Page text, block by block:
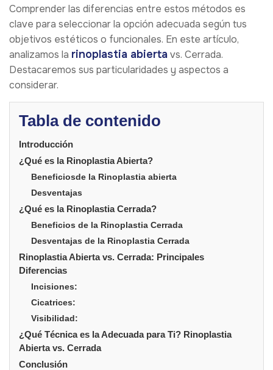
Comprender las diferencias entre estos métodos es
clave para seleccionar la opción adecuada según tus
objetivos estéticos o funcionales. En este artículo,
analizamos la rinoplastia abiertavs. Cerrada.
Destacaremos sus particularidades y aspectos a
considerar.
Tabla de contenido
Introducción
¿Qué es la Rinoplastia Abierta?
Beneficiosde la Rinoplastia abierta
Desventajas
¿Qué es la Rinoplastia Cerrada?
Beneficios de la Rinoplastia Cerrada
Desventajas de la Rinoplastia Cerrada
Rinoplastia Abierta vs. Cerrada: Principales
Diferencias
Incisiones:
Cicatrices:
Visibilidad:
¿Qué Técnica es la Adecuada para Ti? Rinoplastia
Abierta vs. Cerrada
Conclusión